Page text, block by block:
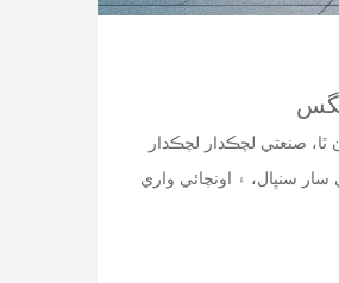
ٿا، صنعتي لچڪدار لچڪدار
سنڀال، ۽ اونچائي واري